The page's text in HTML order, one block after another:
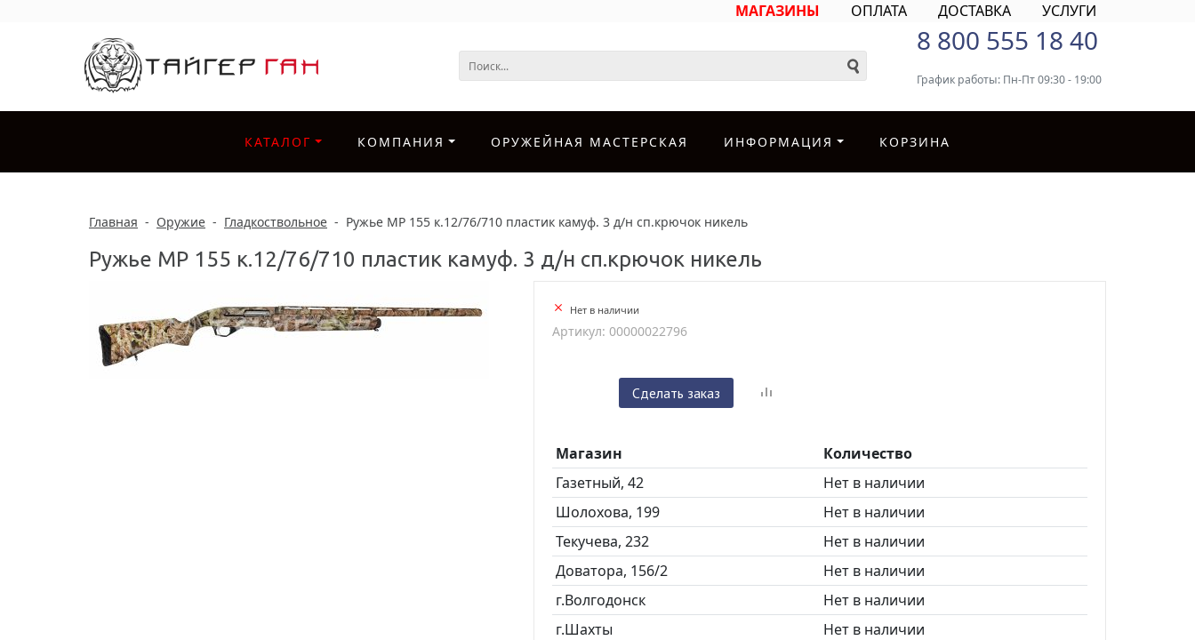
МАГАЗИНЫ ОПЛАТА ДОСТАВКА УСЛУГИ
8 800 555 18 40
График работы: Пн-Пт 09:30 - 19:00
КАТАЛОГ КОМПАНИЯ ОРУЖЕЙНАЯ МАСТЕРСКАЯ ИНФОРМАЦИЯ КОРЗИНА
Главная - Оружие - Гладкоствольное - Ружье МР 155 к.12/76/710 пластик камуф. 3 д/н сп.крючок никель
Ружье МР 155 к.12/76/710 пластик камуф. 3 д/н сп.крючок никель
Нет в наличии
Артикул: 00000022796
Сделать заказ
Магазин
Количество
Газетный, 42
Нет в наличии
Шолохова, 199
Нет в наличии
Текучева, 232
Нет в наличии
Доватора, 156/2
Нет в наличии
г.Волгодонск
Нет в наличии
г.Шахты
Нет в наличии